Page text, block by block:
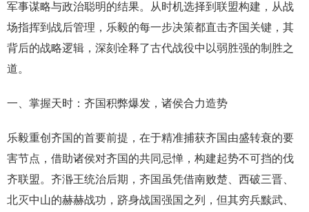
军事谋略与政治聪明的结果。从时机选择到联盟构建，从战
场指挥到战后管理，乐毅的每一步决策都直击齐国关键，其
背后的战略逻辑，深刻诠释了古代战役中以弱胜强的制胜之
道。
一、掌握天时：齐国积弊爆发，诸侯合力造势
乐毅重创齐国的首要前提，在于精准捕获齐国由盛转衰的要
害节点，借助诸侯对齐国的共同忌惮，构建起势不可挡的伐
齐联盟。齐湣王统治后期，齐国虽凭借南败楚、西破三晋、
北灭中山的赫赫战功，跻身战国强国之列，但其穷兵黩武、